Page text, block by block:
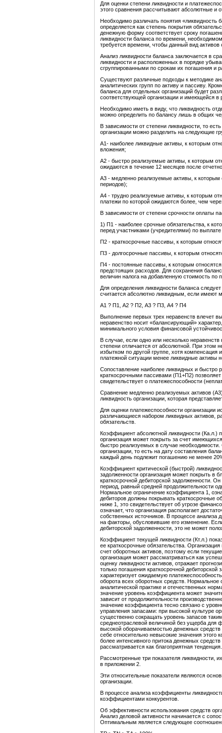
Для оценки степени ликвидности и
этого сравнения рассчитывают абсолютные и
Необходимо различать понятия «ликвидность
определяется как степень покрытия
денежную форму соответствует сроку
ликвидности баланса по времени,
требуется времени, чтобы данный вид
Анализ ликвидности баланса заключается в
ликвидности и расположенных в порядке
сгруппированными по срокам их погашения и
Существуют различные подходы к методике
аналитических групп по активу и пассиву.
баланса для отдельных организаций будет
соответствующей организации и имеющейся
Необходимо иметь в виду, что ликвидность
можно определить по балансу лишь в общих
В зависимости от степени ликвидности, то
организации можно разделить на следующие
А1- наиболее ликвидные активы, к которым
вложения;
А2 - быстро реализуемые активы, к которым
ожидаются в течение 12 месяцев после
А3 - медленно реализуемые активы, к
периодов);
А4 - трудно реализуемые активы, к которым
платежи по которой ожидаются более, чем
В зависимости от степени срочности оплаты
1) П1 - наиболее срочные обязательства, к
перед участниками (учредителями) по
П2 - краткосрочные пассивы, к которым
П3 - долгосрочные пассивы, к которым
П4 - постоянные пассивы, к которым
предстоящих расходов. Для сохранения
величин налога на добавленную стоимость
Для определения ликвидности баланса
считается абсолютно ликвидным, если имеют
А1 ? П1, А2 ? П2, А3 ? П3, А4 ? П4
Выполнение первых трех неравенств влечет
неравенство носит «балансирующий»
минимального условия финансовой
В случае, если одно или несколько
степени отличается от абсолютной. При этом
избытком по другой группе, хотя
платежной ситуации менее ликвидные активы
Сопоставление наиболее ликвидных и
краткосрочными пассивами (П1+П2)
свидетельствует о платежеспособности
Сравнение медленно реализуемых активов
ликвидность организации, которая
Для оценки платежеспособности организации
различающиеся набором ликвидных активов,
обязательств.
Коэффициент абсолютной ликвидности (Ка.л.)
организация может покрыть за счет
быстро реализуемых в случае
организации, то есть на дату составления
каждый день подлежит погашению не менее
Коэффициент критической (быстрой)
задолженности организация может покрыть в
краткосрочной дебиторской задолженности.
период, равный средней продолжительности
Нормальное ограничение коэффициента 1,
дебиторов должны покрывать краткосрочные
ниже 1, это свидетельствует об угрозе
означает, что организация располагает
собственных источников. В процессе
на факторы, обусловившие его изменение.
дебиторской задолженности, это не может
Коэффициент текущей ликвидности (Кт.л.)
ее краткосрочные обязательства.
счет оборотных активов, поэтому если
организация может рассматриваться как
оценку ликвидности активов, отражает
только погашения краткосрочной
характеризует ожидаемую
оборота всех оборотных средств.
аналитической практике и отечественных
значение уровень коэффициента может
зависит от продолжительности
значение коэффициента тесно связано с
управления запасами: при высокой культуре
существенно сокращать уровень запасов
среднеотраслевой величиной без ущерба для
высокой оборачиваемостью денежных средств
себе относительно невысокие значения
более интенсивного притока денежных
рассматривается как благоприятная тенденция.
Рассмотренные три показателя ликвидности,
в приложении 2.
Эти относительные показатели являются
организации.
В процессе анализа коэффициенты
коэффициентами конкурентов.
Об эффективности использования средств
Анализ деловой активности начинается с
Оптимальным является следующее